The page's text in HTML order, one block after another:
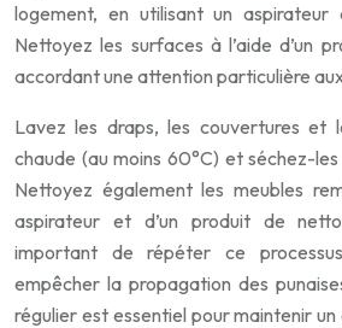
logement, en utilisant un
Nettoyez les surfaces à l’aide d’un
accordant une attention particulière
Lavez les draps, les couvertures et
chaude (au moins 60°C) et séchez-
Nettoyez également les meubles
aspirateur et d’un produit de
important de répéter ce
empêcher la propagation des
régulier est essentiel pour maintenir